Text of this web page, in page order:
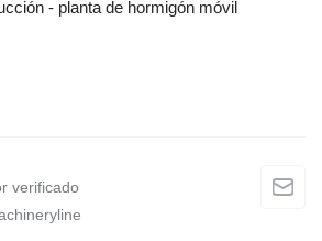
- planta de hormigón móvil